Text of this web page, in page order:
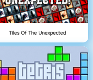
Tiles Of The Unexpected